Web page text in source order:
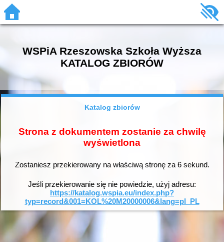
WSPiA Rzeszowska Szkoła Wyższa
KATALOG ZBIORÓW
Katalog zbiorów
Strona z dokumentem zostanie za chwilę
wyświetlona
Zostaniesz przekierowany na właściwą stronę za 6sekund.
Jeśli przekierowanie się nie powiedzie, użyj adresu:
https://katalog.wspia.eu/index.php?
typ=record&001=KOL%20M20000006&lang=pl_PL